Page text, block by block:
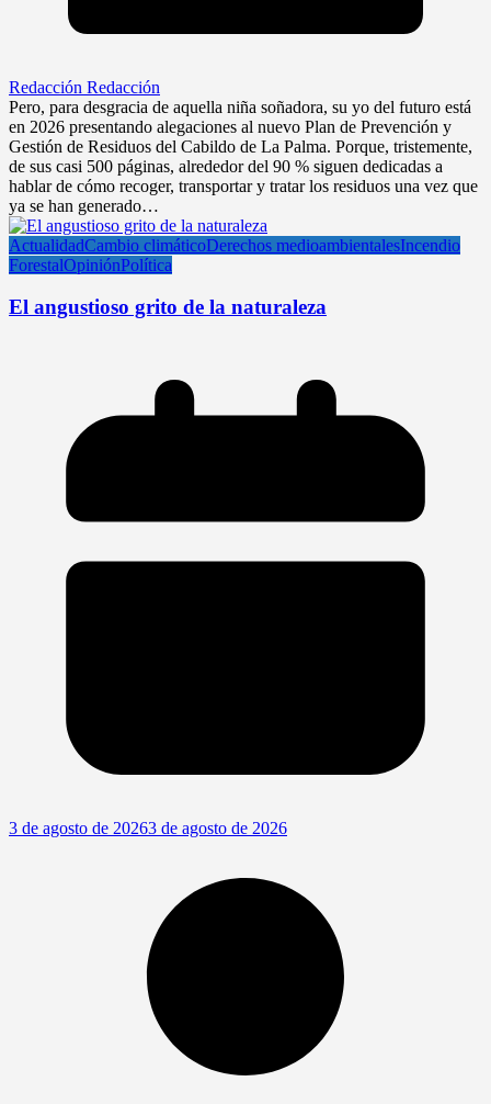
Redacción Redacción
Pero, para desgracia de aquella niña soñadora, su yo del futuro está
en 2026 presentando alegaciones al nuevo Plan de Prevención y
Gestión de Residuos del Cabildo de La Palma. Porque, tristemente,
de sus casi 500 páginas, alrededor del 90 % siguen dedicadas a
hablar de cómo recoger, transportar y tratar los residuos una vez que
ya se han generado…
ActualidadCambio climáticoDerechos medioambientalesIncendio
ForestalOpiniónPolítica
El angustioso grito de la naturaleza
3 de agosto de 20263 de agosto de 2026